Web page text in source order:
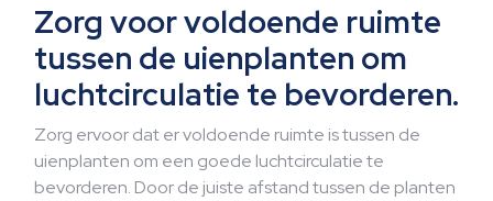
Zorg voor voldoende ruimte
tussen de uienplanten om
luchtcirculatie te bevorderen.
Zorg ervoor dat er voldoende ruimte is tussen de
uienplanten om een goede luchtcirculatie te
bevorderen. Door de juiste afstand tussen de planten